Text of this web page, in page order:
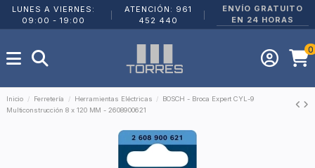
LUNES A VIERNES:
09:00 - 19:00
ATENCIÓN: 961
452 440
ENVÍO GRATUITO
EN 24 HORAS
0
Inicio Ferretería Herramientas Eléctricas
BOSCH - Broca Expert CYL-9
Multiconstrucción 8 x 120 MM - 2608900621